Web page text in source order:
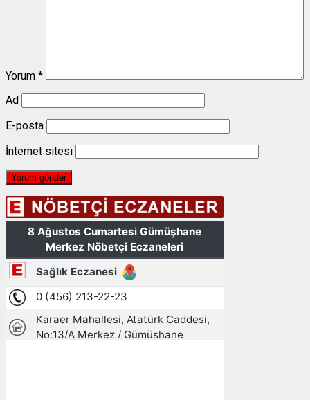
Yorum *
Ad
E-posta
İnternet sitesi